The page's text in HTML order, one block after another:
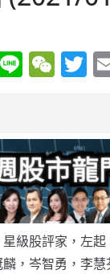
Li W
h
at
T
級股評家，左
，岑智勇，李